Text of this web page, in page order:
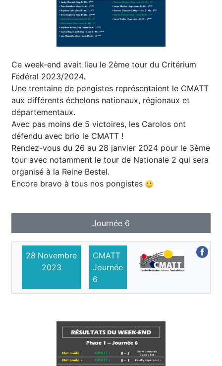
Ce week-end avait lieu le 2ème tour du Critérium
Fédéral 2023/2024.
Une trentaine de pongistes représentaient le CMATT
aux différents échelons nationaux, régionaux et
départementaux.
Avec pas moins de 5 victoires, les Carolos ont
défendu avec brio le CMATT !
Rendez-vous du 26 au 28 janvier 2024 pour le 3ème
tour avec notamment le tour de Nationale 2 qui sera
organisé à la Reine Bestel.
Encore bravo à tous nos pongistes
Journée 6
28 Novembre
2023
CMATT
Journée
6